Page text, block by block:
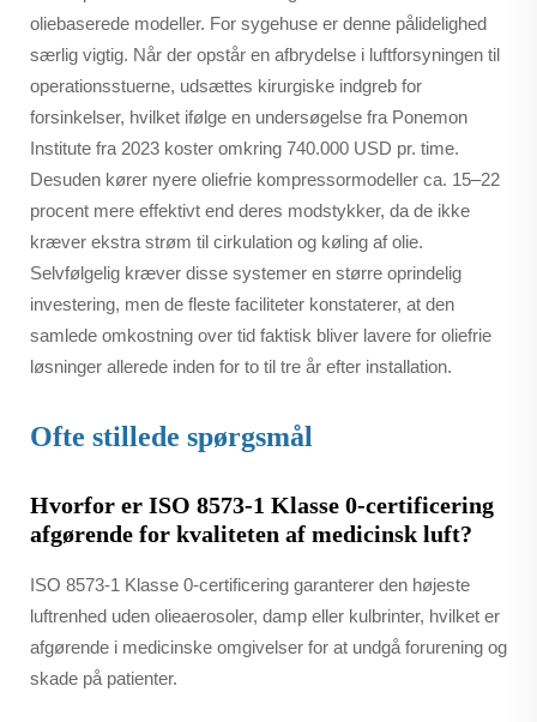
oliebaserede modeller. For sygehuse er denne pålidelighed
særlig vigtig. Når der opstår en afbrydelse i luftforsyningen til
operationsstuerne, udsættes kirurgiske indgreb for
forsinkelser, hvilket ifølge en undersøgelse fra Ponemon
Institute fra 2023 koster omkring 740.000 USD pr. time.
Desuden kører nyere oliefrie kompressormodeller ca. 15–22
procent mere effektivt end deres modstykker, da de ikke
kræver ekstra strøm til cirkulation og køling af olie.
Selvfølgelig kræver disse systemer en større oprindelig
investering, men de fleste faciliteter konstaterer, at den
samlede omkostning over tid faktisk bliver lavere for oliefrie
løsninger allerede inden for to til tre år efter installation.
Ofte stillede spørgsmål
Hvorfor er ISO 8573-1 Klasse 0-certificering
afgørende for kvaliteten af medicinsk luft?
ISO 8573-1 Klasse 0-certificering garanterer den højeste
luftrenhed uden olieaerosoler, damp eller kulbrinter, hvilket er
afgørende i medicinske omgivelser for at undgå forurening og
skade på patienter.